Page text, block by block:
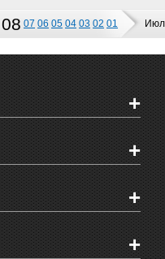
08 07 06 05 04 03 02 01
+
+
+
+